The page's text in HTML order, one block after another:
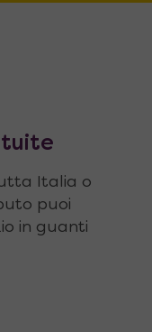
Italia o
puoi
in guanti